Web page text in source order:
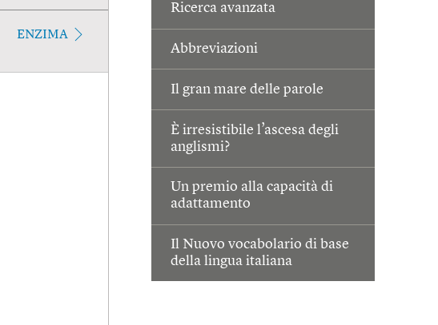
Ricerca avanzata
Abbreviazioni
Il gran mare delle parole
È irresistibile l’ascesa degli
anglismi?
Un premio alla capacità di
adattamento
Il Nuovo vocabolario di base
della lingua italiana
ENZIMA